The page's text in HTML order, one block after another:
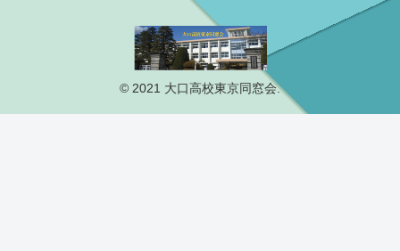
© 2021 大口高校東京同窓会.